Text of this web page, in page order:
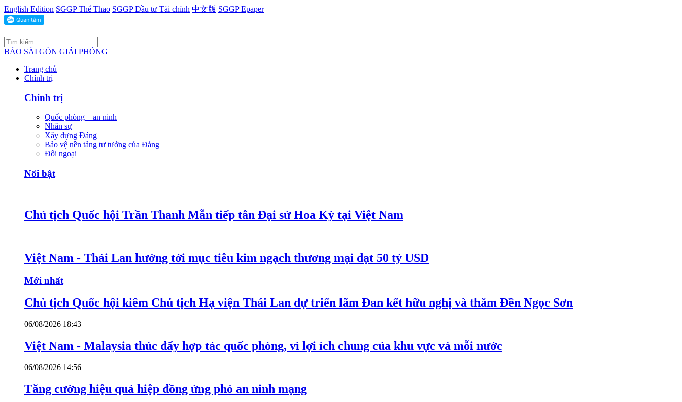
English Edition SGGP Thể Thao SGGP Đầu tư Tài chính 中文版 SGGP Epaper
BÁO SÀI GÒN GIẢI PHÓNG
Trang chủ
Chính trị
Chính trị
Quốc phòng – an ninh
Nhân sự
Xây dựng Đảng
Bảo vệ nền tảng tư tưởng của Đảng
Đối ngoại
Nổi bật
Chủ tịch Quốc hội Trần Thanh Mẫn tiếp tân Đại sứ Hoa Kỳ tại Việt Nam
Việt Nam - Thái Lan hướng tới mục tiêu kim ngạch thương mại đạt 50 tỷ USD
Mới nhất
Chủ tịch Quốc hội kiêm Chủ tịch Hạ viện Thái Lan dự triển lãm Đan kết hữu nghị và thăm Đền Ngọc Sơn
06/08/2026 18:43
Việt Nam - Malaysia thúc đẩy hợp tác quốc phòng, vì lợi ích chung của khu vực và mỗi nước
06/08/2026 14:56
Tăng cường hiệu quả hiệp đồng ứng phó an ninh mạng